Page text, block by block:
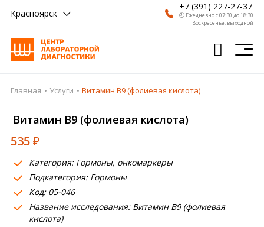
Красноярск
+7 (391) 227-27-37
🕗 Ежедневно с 07:30 до 18:30
Воскресенье: выходной
Главная
Анализы
Врачи
Получить результат
Пациентам
О компании
Главная Услуги Витамин B9 (фолиевая кислота)
Витамин B9 (фолиевая кислота)
535₽
Категория: Гормоны, онкомаркеры
Подкатегория: Гормоны
Код: 05-046
Название исследования: Витамин B9 (фолиевая
кислота)